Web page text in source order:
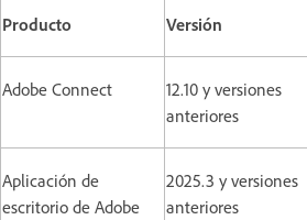
Producto Versión
Adobe Connect
12.10 y versiones
anteriores
Aplicación de
escritorio de Adobe
2025.3 y versiones
anteriores